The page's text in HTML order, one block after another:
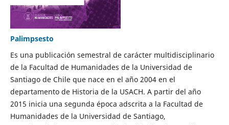
Palimpsesto
Es una publicación semestral de carácter multidisciplinario
de la Facultad de Humanidades de la Universidad de
Santiago de Chile que nace en el año 2004 en el
departamento de Historia de la USACH. A partir del año
2015 inicia una segunda época adscrita a la Facultad de
Humanidades de la Universidad de Santiago,